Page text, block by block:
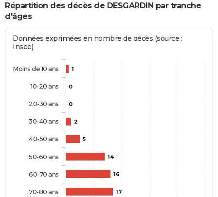
Répartition des décès de DESGARDIN par tranche
d'âges
Données exprimées en nombre de décès (source :
Insee)
1
0
0
2
5
14
16
17
Moins de 10 ans
10-20 ans
20-30 ans
30-40 ans
40-50 ans
50-60 ans
60-70 ans
70-80 ans